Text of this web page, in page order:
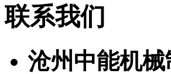
联系我们
沧州中能机